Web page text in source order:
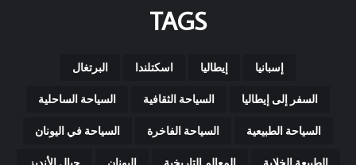
TAGS
إسبانيا إيطاليا اسكتلندا البرتغال
السفر إلى إيطاليا السياحة الثقافية السياحة الساحلية
السياحة الطبيعية السياحة الفاخرة السياحة في اليونان
الطبيعة الخلابة المعالم التاريخية اليونان جبال الأنديز